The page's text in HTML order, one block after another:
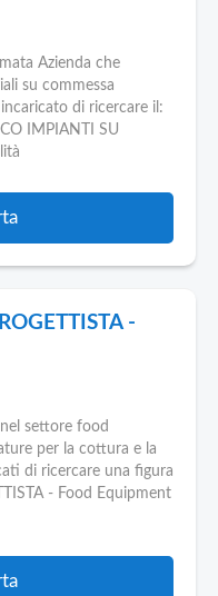
Azienda che
su commessa
di ricercare il:
IMPIANTI SU
-
settore food
per la cottura e la
di ricercare una figura
- Food Equipment